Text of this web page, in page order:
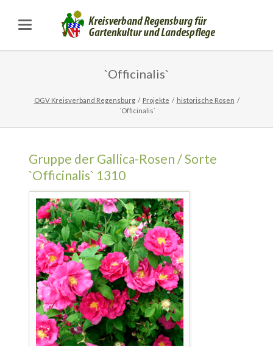
`Officinalis`
OGV Kreisverband Regensburg Projekte
historische Rosen
`Officinalis`
Gruppe der Gallica-Rosen / Sorte
`Officinalis` 1310